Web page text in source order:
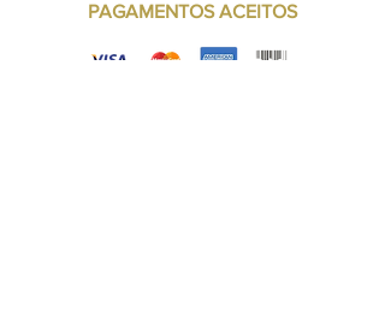
PAGAMENTOS ACEITOS